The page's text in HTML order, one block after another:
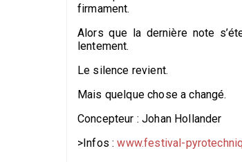
firmament.
Alors que la dernière note
lentement.
Le silence revient.
Mais quelque chose a changé.
Concepteur : Johan Hollander
>Infos :www.festival-